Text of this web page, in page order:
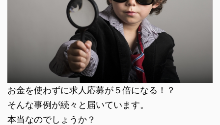
お金を使わずに求人応募が５倍になる！？
そんな事例が続々と届いています。
本当なのでしょうか？